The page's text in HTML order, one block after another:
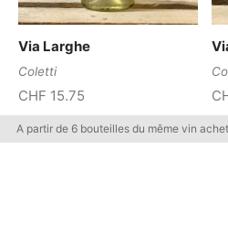
A partir de 6 bouteilles du même vin
Via Larghe
Coletti
CHF 15.75